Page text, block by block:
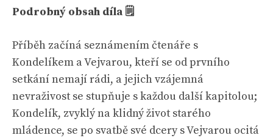
Podrobný obsah díla 🗒
Příběh začíná seznámením čtenáře s
Kondelíkem a Vejvarou, kteří se od prvního
setkání nemají rádi, a jejich vzájemná
nevraživost se stupňuje s každou další kapitolou;
Kondelík, zvyklý na klidný život starého
mládence, se po svatbě své dcery s Vejvarou ocitá